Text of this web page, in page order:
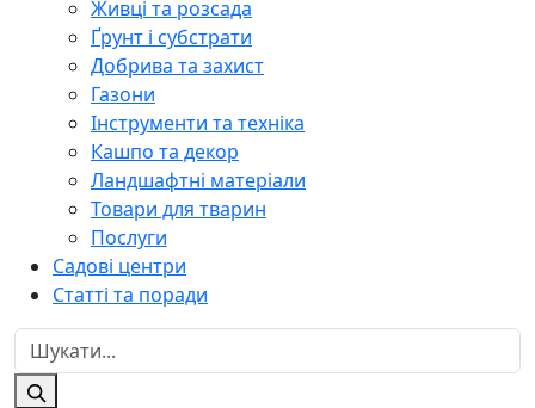
Живці та розсада
Ґрунт і субстрати
Добрива та захист
Газони
Інструменти та техніка
Кашпо та декор
Ландшафтні матеріали
Товари для тварин
Послуги
Садові центри
Статті та поради